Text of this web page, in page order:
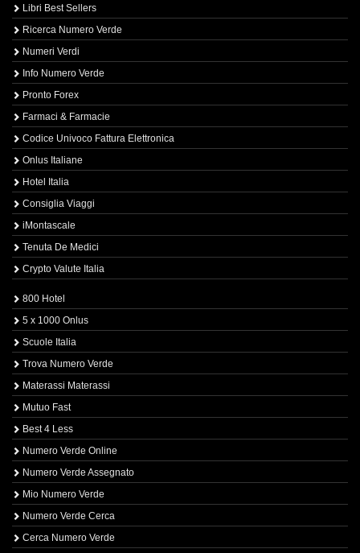
Libri Best Sellers
Ricerca Numero Verde
Numeri Verdi
Info Numero Verde
Pronto Forex
Farmaci & Farmacie
Codice Univoco Fattura Elettronica
Onlus Italiane
Hotel Italia
Consiglia Viaggi
iMontascale
Tenuta De Medici
Crypto Valute Italia
800 Hotel
5 x 1000 Onlus
Scuole Italia
Trova Numero Verde
Materassi Materassi
Mutuo Fast
Best 4 Less
Numero Verde Online
Numero Verde Assegnato
Mio Numero Verde
Numero Verde Cerca
Cerca Numero Verde